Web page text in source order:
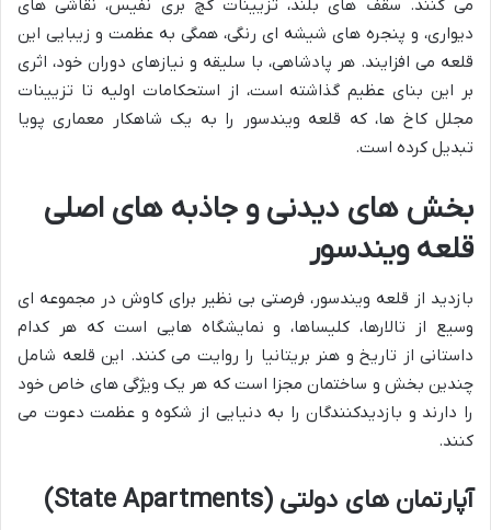
می کنند. سقف های بلند، تزیینات گچ بری نفیس، نقاشی های
دیواری، و پنجره های شیشه ای رنگی، همگی به عظمت و زیبایی این
قلعه می افزایند. هر پادشاهی، با سلیقه و نیازهای دوران خود، اثری
بر این بنای عظیم گذاشته است، از استحکامات اولیه تا تزیینات
مجلل کاخ ها، که قلعه ویندسور را به یک شاهکار معماری پویا
تبدیل کرده است.
بخش های دیدنی و جاذبه های اصلی
قلعه ویندسور
بازدید از قلعه ویندسور، فرصتی بی نظیر برای کاوش در مجموعه ای
وسیع از تالارها، کلیساها، و نمایشگاه هایی است که هر کدام
داستانی از تاریخ و هنر بریتانیا را روایت می کنند. این قلعه شامل
چندین بخش و ساختمان مجزا است که هر یک ویژگی های خاص خود
را دارند و بازدیدکنندگان را به دنیایی از شکوه و عظمت دعوت می
کنند.
آپارتمان های دولتی (State Apartments)